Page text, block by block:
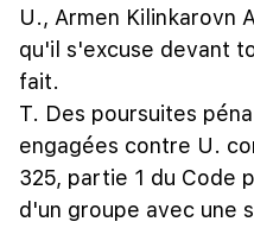
U., Armen Kilinkarovn
qu'il s'excuse devant
fait.
T. Des poursuites
engagées contre U.
325, partie 1 du Code
d'un groupe avec une